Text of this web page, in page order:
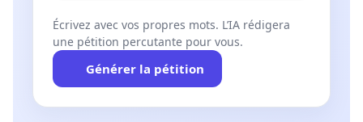
Écrivez avec vos propres mots. L’IA rédigera
une pétition percutante pour vous.
Générer la pétition